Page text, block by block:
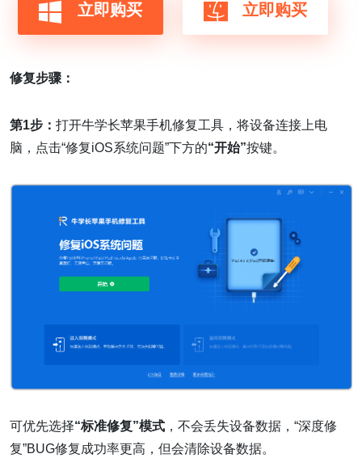
立即购买 立即购买
修复步骤：
第1步： 打开牛学长苹果手机修复工具，将设备连接上电
脑，点击“修复iOS系统问题”下方的“开始”按键。
可优先选择“标准修复”模式 ，不会丢失设备数据，“深度修
复”BUG修复成功率更高，但会清除设备数据。